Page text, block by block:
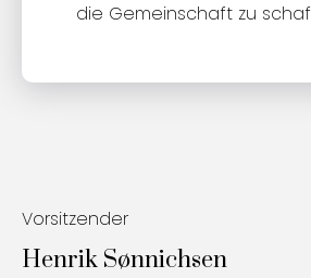
die Gemeinschaft zu
Vorsitzender
Henrik Sønnichsen